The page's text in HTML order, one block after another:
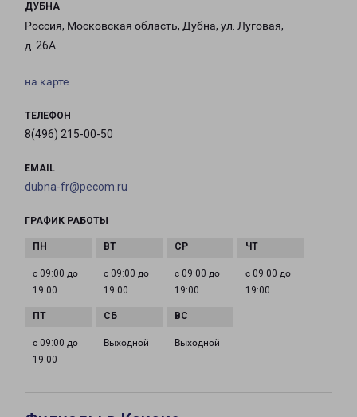
ДУБНА
Россия, Московская область, Дубна, ул. Луговая,
д. 26А
на карте
ТЕЛЕФОН
8(496) 215-00-50
EMAIL
dubna-fr@pecom.ru
ГРАФИК РАБОТЫ
с 09:00 до
19:00
с 09:00 до
19:00
с 09:00 до
19:00
с 09:00 до
19:00
с 09:00 до
19:00
Выходной Выходной